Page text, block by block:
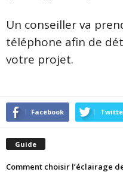
Un conseiller va
téléphone afin de
votre projet.
Facebook
Guide
Comment choisir l’éclairage